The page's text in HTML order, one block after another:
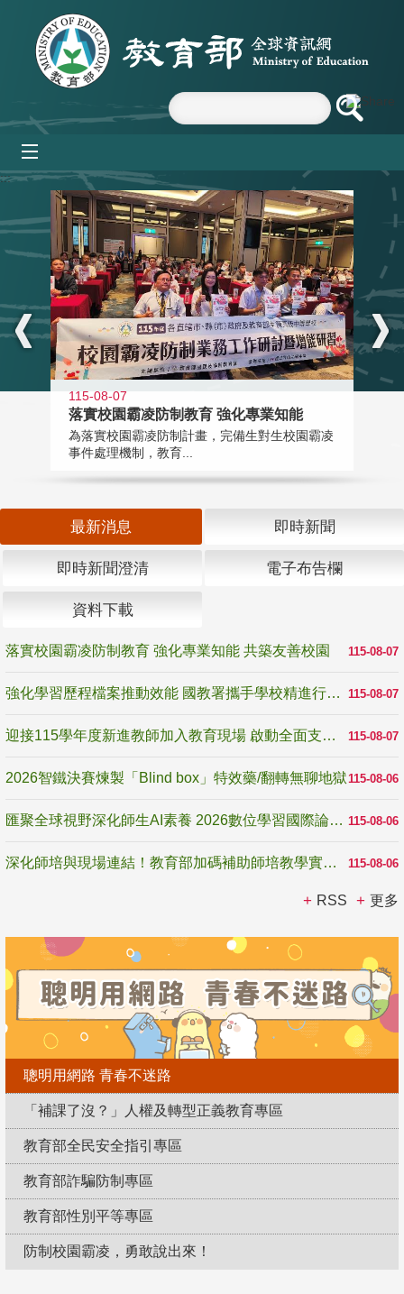
跳到主要內容區塊
:::
115-08-07
落實校園霸凌防制教育 強化專業知能
為落實校園霸凌防制計畫，完備生對生校園霸凌
事件處理機制，教育...
最新消息 即時新聞
即時新聞澄清 電子布告欄
資料下載
115-08-07
落實校園霸凌防制教育 強化專業知能 共築友善校園
115-08-07
強化學習歷程檔案推動效能 國教署攜手學校精進行政與教學支持
115-08-07
迎接115學年度新進教師加入教育現場 啟動全面支持陪伴
115-08-06
2026智鐵決賽煉製「Blind box」特效藥/翻轉無聊地獄
115-08-06
匯聚全球視野深化師生AI素養 2026數位學習國際論壇高雄登場
115-08-06
深化師培與現場連結！教育部加碼補助師培教學實踐研究 10月師培國際研討會交流教學實踐經驗
RSS 更多
聰明用網路 青春不迷路
「補課了沒？」人權及轉型正義教育專區
教育部全民安全指引專區
教育部詐騙防制專區
教育部性別平等專區
防制校園霸凌，勇敢說出來！